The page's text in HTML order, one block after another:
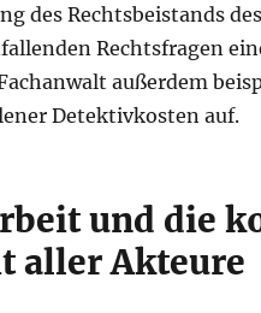
des Rechtsbeistands
Rechtsfragen
außerdem
Detektivkosten auf.
und die
aller Akteure